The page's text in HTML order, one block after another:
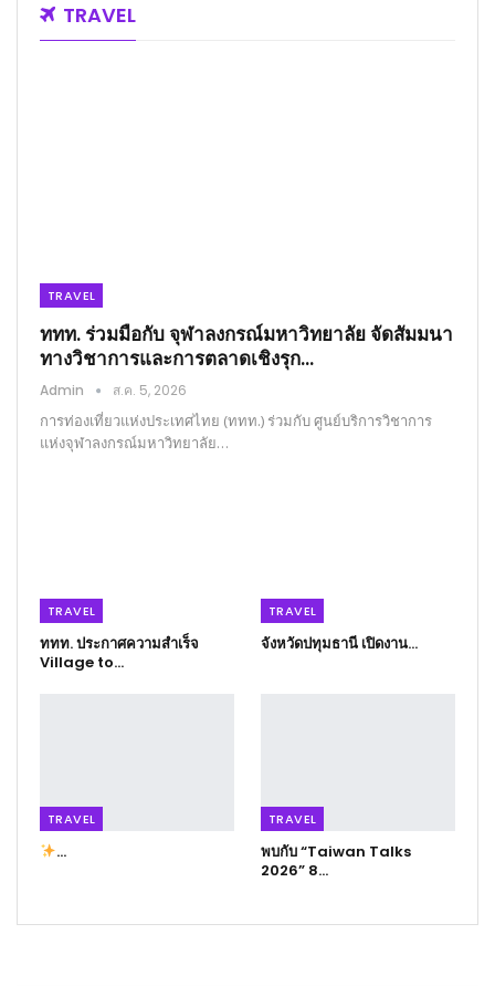
TRAVEL
TRAVEL
ททท. ร่วมมือกับ จุฬาลงกรณ์มหาวิทยาลัย จัดสัมมนา
ทางวิชาการและการตลาดเชิงรุก…
Admin ส.ค. 5, 2026
การท่องเที่ยวแห่งประเทศไทย (ททท.) ร่วมกับ ศูนย์บริการวิชาการ
แห่งจุฬาลงกรณ์มหาวิทยาลัย…
TRAVEL
ททท. ประกาศความสำเร็จ
Village to…
TRAVEL
จังหวัดปทุมธานี เปิดงาน…
TRAVEL
…
TRAVEL
พบกับ “Taiwan Talks
2026” 8…